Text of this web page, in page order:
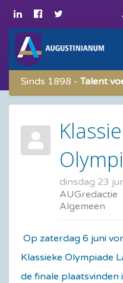
Sinds 1898 -Talent
dinsdag 23
AUGredactie
Algemeen
Op zaterdag 6 juni
Klassieke Olympiade
de finale plaatsvinden